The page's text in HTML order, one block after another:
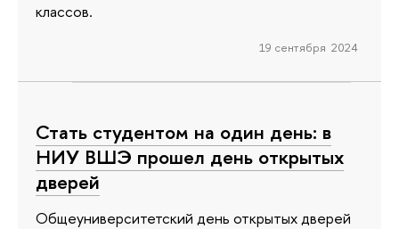
классов.
19 сентября 2024
Стать студентом на один день: в
НИУ ВШЭ прошел день открытых
дверей
Общеуниверситетский день открытых дверей